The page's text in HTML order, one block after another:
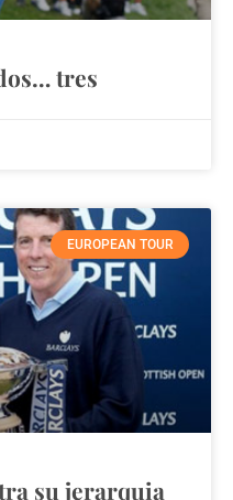
tres
EUROPEAN TOUR
su jerarquia